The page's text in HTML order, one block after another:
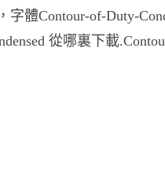
字體Contour-of-Duty-
從哪裏下載